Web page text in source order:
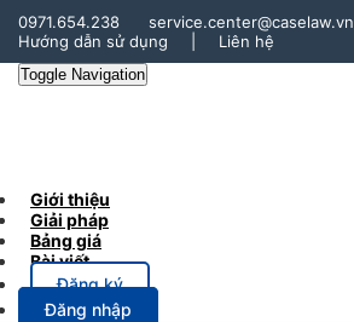
0971.654.238
service.center@caselaw.vn
Hướng dẫn sử dụng
Liên hệ
Toggle Navigation
Giới thiệu
Giải pháp
Bảng giá
Bài viết
Đăng ký
Đăng nhập